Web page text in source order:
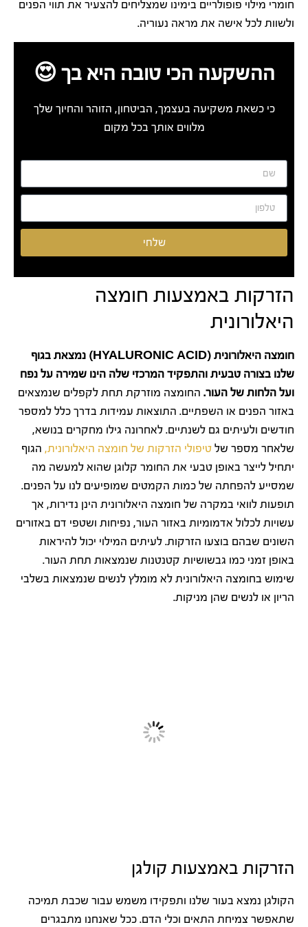
חומרי מילוי פופולריים בימינו שמצליחים להצעיר את תווי הפנים
ולשוות לכל אישה את מראה נעוריה.
ההשקעה הכי טובה היא בך 😍
כי כשאת משקיעה בעצמך, הביטחון, הזוהר והחיוך שלך
מלווים אותך בכל מקום
שלחי
הזרקות באמצעות חומצה
היאלורונית
חומצה היאלורונית (HYALURONIC ACID) נמצאת בגוף
שלנו בצורה טבעית והתפקיד המרכזי שלה הינו שמירה על נפח
ועל הלחות של העור. החומצה מוזרקת תחת לקפלים שנמצאים
באזור הפנים או השפתיים. התוצאות עמידות בדרך כלל למספר
חודשים ולעיתים גם לשנתיים. לאחרונה גילו מחקרים בנושא,
שלאחר מספר של טיפולי הזרקות של חומצה היאלורונית, הגוף
יתחיל לייצר באופן טבעי את החומר קלוגן שהוא למעשה מה
שמסייע להפחתה של כמות הקמטים שמופיעים לנו על הפנים.
תופעות לוואי במקרה של חומצה היאלורונית הינן נדירות, אך
עשויות לכלול אדמומיות באזור העור, נפיחות ושטפי דם באזורים
השונים שבהם בוצעו הזרקות. לעיתים המילוי יכול להיראות
באופן זמני כמו גבשושיות קטנטנות שנמצאות תחת העור.
שימוש בחומצה היאלורונית לא מומלץ לנשים שנמצאות בשלבי
הריון או לנשים שהן מניקות.
הזרקות באמצעות קולגן
הקולגן נמצא בעור שלנו ותפקידו משמש עבור שכבת תמיכה
שתאפשר צמיחת התאים וכלי הדם. ככל שאנחנו מתבגרים